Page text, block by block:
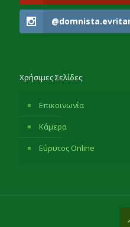
Χρήσιμες Σελίδες
Επικοινωνία
Κάμερα
Εύρυτος Online